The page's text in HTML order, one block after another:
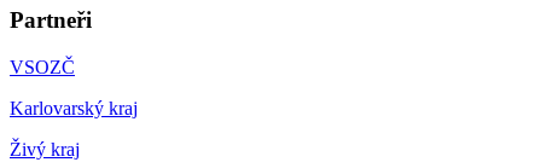
Partneři
VSOZČ
Karlovarský kraj
Živý kraj